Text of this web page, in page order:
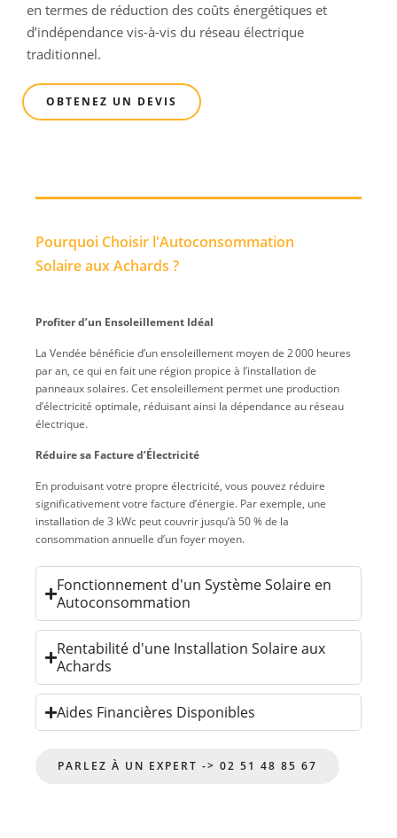
en termes de réduction des coûts énergétiques et
d’indépendance vis-à-vis du réseau électrique
traditionnel.
OBTENEZ UN DEVIS
Pourquoi Choisir l'Autoconsommation
Solaire aux Achards ?
Profiter d’un Ensoleillement Idéal
La Vendée bénéficie d’un ensoleillement moyen de 2 000 heures
par an, ce qui en fait une région propice à l’installation de
panneaux solaires. Cet ensoleillement permet une production
d’électricité optimale, réduisant ainsi la dépendance au réseau
électrique.
Réduire sa Facture d’Électricité
En produisant votre propre électricité, vous pouvez réduire
significativement votre facture d’énergie. Par exemple, une
installation de 3 kWc peut couvrir jusqu’à 50 % de la
consommation annuelle d’un foyer moyen.
Fonctionnement d'un Système Solaire en
Autoconsommation
Rentabilité d'une Installation Solaire aux
Achards
Aides Financières Disponibles
PARLEZ À UN EXPERT -> 02 51 48 85 67